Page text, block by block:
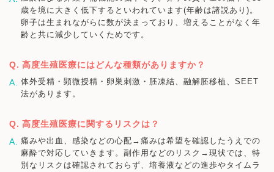
歳を境に大きく低下するといわれています(年齢は諸説あり)。
卵子は生まれながらに数が決まっており、増えることがなく年
齢と共に減少していくためです。
高度生殖医療にはどんな種類がありますか？
体外受精・顕微授精・卵巣刺激・胚凍結、融解胚移植、SEET
法があります。
高度生殖医療に関するリスクは？
痛みや出血、感染などの心配→痛みは希望を確認したうえでの
麻酔で対応していきます。副作用などのリスク→現状では、特
別なリスクは確認されておらず、培養液などの進歩やタイムラ